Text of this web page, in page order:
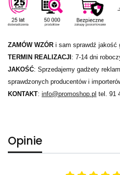
ZAMÓW WZÓR i sam sprawdź jakość
TERMIN REALIZACJI : 7-14 dni
JAKOŚĆ: Sprzedajemy gadżety
sprawdzonych producentów i
KONTAKT: info@promoshop.pl tel. 91
Opinie